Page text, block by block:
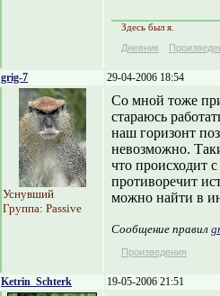
Здесь был я.
Дневник
grig-7 29-04-2006 18:54
Уснувший
Группа: Passive
Со мной тоже
стараюсь
наш горизонт
невозможно.
что происходит
противоречит
можно найти в
Сообщение правил
Произведения
Ketrin_Schterk 19-05-2006 21:51